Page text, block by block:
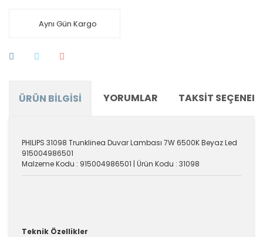
Aynı Gün Kargo
ÜRÜN BILGISI YORUMLAR TAKSIT
PHILIPS 31098 Trunklinea Duvar Lambası 7W 6500K Beyaz Led
915004986501
Malzeme Kodu : 915004986501 | Ürün Kodu : 31098
Teknik Özellikler